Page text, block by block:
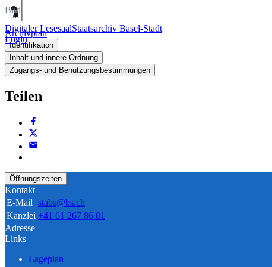
Digitaler LesesaalStaatsarchiv Basel-Stadt
Login
Bild
Archivplan
Identifikation
Inhalt und innere Ordnung
Zugangs- und Benutzungsbestimmungen
Teilen
Öffnungszeiten
Kontakt
E-Mail stabs@bs.ch
Kanzlei +41 61 267 86 01
Adresse
Links
Lageplan